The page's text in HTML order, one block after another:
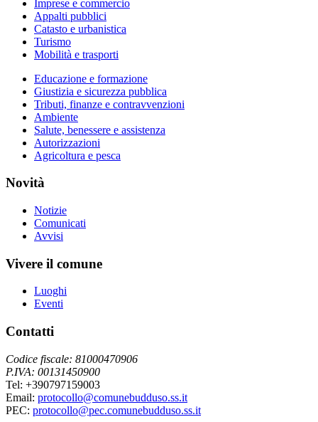
Imprese e commercio
Appalti pubblici
Catasto e urbanistica
Turismo
Mobilità e trasporti
Educazione e formazione
Giustizia e sicurezza pubblica
Tributi, finanze e contravvenzioni
Ambiente
Salute, benessere e assistenza
Autorizzazioni
Agricoltura e pesca
Novità
Notizie
Comunicati
Avvisi
Vivere il comune
Luoghi
Eventi
Contatti
Codice fiscale: 81000470906
P.IVA: 00131450900
Tel: +390797159003
Email: protocollo@comunebudduso.ss.it
PEC: protocollo@pec.comunebudduso.ss.it